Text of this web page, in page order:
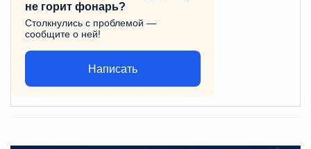
не горит фонарь?
Столкнулись с проблемой —
сообщите о ней!
Написать